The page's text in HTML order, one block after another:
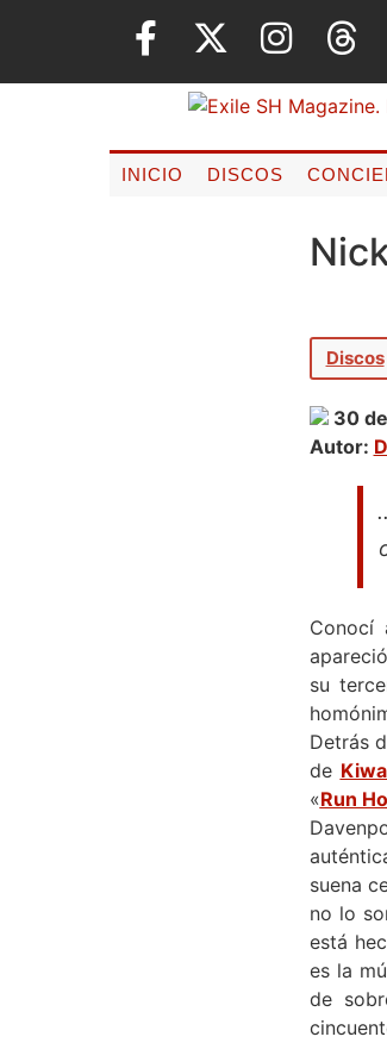
INICIO DISCOS
Discos
30
Autor:
Conocí
su
Detrás
de
«Run
suena
no lo
está
es la
de